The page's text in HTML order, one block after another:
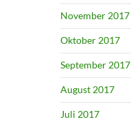
November 2017
Oktober 2017
September 2017
August 2017
Juli 2017